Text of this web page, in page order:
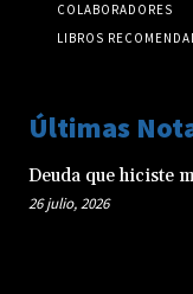
COLABORADORES
LIBROS
Últimas
Deuda que hiciste
26 julio, 2026